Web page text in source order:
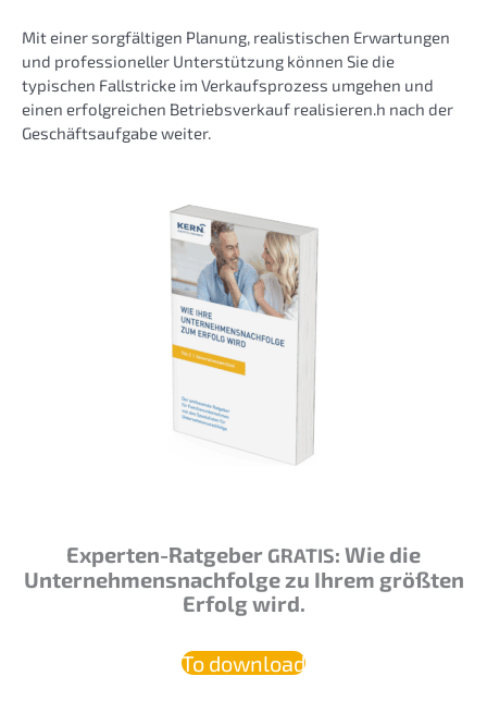
Mit einer sorgfäl­ti­gen Planung, realis­ti­schen Erwar­tun­gen
und profes­sio­nel­ler Unter­stüt­zung können Sie die
typischen Fallstri­cke im Verkaufs­pro­zess umgehen und
einen erfolg­rei­chen Betriebs­ver­kauf realisieren.h nach der
Geschäfts­auf­ga­be weiter.
Exper­ten-Ratge­ber GRATIS: Wie die
Unternehmens­nachfolge zu Ihrem größten
Erfolg wird.
To download